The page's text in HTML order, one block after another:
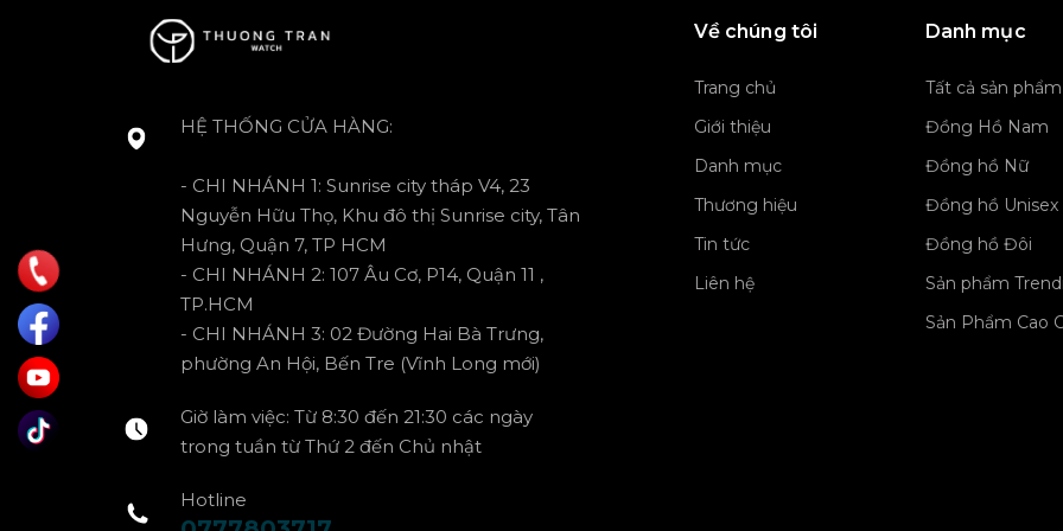
HỆ THỐNG CỬA HÀNG:
- CHI NHÁNH 1: Sunrise city tháp V4, 23
Nguyễn Hữu Thọ, Khu đô thị Sunrise city, Tân
Hưng, Quận 7, TP HCM
- CHI NHÁNH 2: 107 Âu Cơ, P14, Quận 11 ,
TP.HCM
- CHI NHÁNH 3: 02 Đường Hai Bà Trưng,
phường An Hội, Bến Tre (Vĩnh Long mới)
Giờ làm việc: Từ 8:30 đến 21:30 các ngày
trong tuần từ Thứ 2 đến Chủ nhật
Hotline
Về chúng tôi
Trang chủ
Giới thiệu
Danh mục
Thương hiệu
Tin tức
Liên hệ
Danh mục
Tất cả sản phẩm
Đồng Hồ Nam
Đồng hồ Nữ
Đồng hồ Unisex
Đồng hồ Đôi
Sản phẩm
Sản Phẩm Cao